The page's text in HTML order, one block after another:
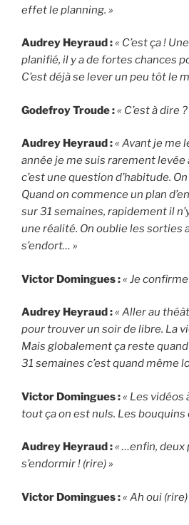
effet le planning. »
Audrey Heyraud :« C’est ça !
planifié, il y a de fortes chances
C’est déjà se lever un peu tôt le
Godefroy Troude :« C’est à dire ?
Audrey Heyraud :« Avant je me
année je me suis rarement levée
c’est une question d’habitude.
Quand on commence un plan
sur 31 semaines, rapidement il
une réalité. On oublie les sorties
s’endort… »
Victor Domingues :« Je confirme
Audrey Heyraud :« Aller au
pour trouver un soir de libre. La
Mais globalement ça reste
31 semaines c’est quand même
Victor Domingues :« Les vidéos
tout ça on est nuls. Les bouquins
Audrey Heyraud :« …enfin, deux
s’endormir ! (rire) »
Victor Domingues :« Ah oui (rire)